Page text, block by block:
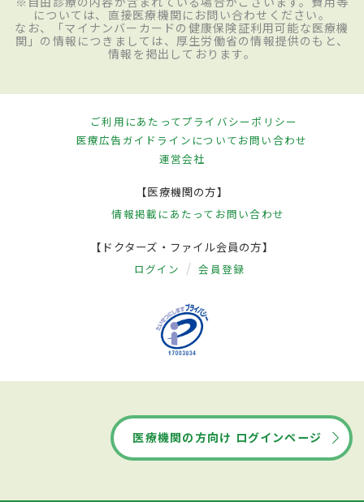
については、直接医療機関にお問い合わせください。
なお、「マイナンバーカードの健康保険証利用可能な医療機
関」の情報につきましては、厚生労働省の情報提供のもと、
情報を掲出しております。
ご利用にあたってプライバシーポリシー
医療広告ガイドラインについてお問い合わせ
運営会社
【医療機関の方】
情報掲載にあたって お問い合わせ
【ドクターズ・ファイル会員の方】
ログイン 会員登録
医療機関の方向け ログインページ